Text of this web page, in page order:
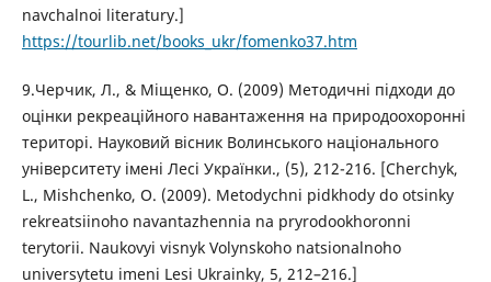
navchalnoi literatury.]
https://tourlib.net/books_ukr/fomenko37.htm
9.Черчик, Л., & Міщенко, О. (2009) Методичні підходи до
оцінки рекреаційного навантаження на природоохоронні
територі. Науковий вісник Волинського національного
університету імені Лесі Українки., (5), 212-216. [Cherchyk,
L., Mishchenko, O. (2009). Metodychni pidkhody do otsinky
rekreatsiinoho navantazhennia na pryrodookhoronni
terytorii. Naukovyi visnyk Volynskoho natsionalnoho
universytetu imeni Lesi Ukrainky, 5, 212–216.]